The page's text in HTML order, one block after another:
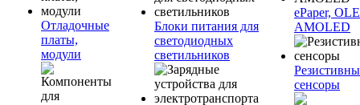
Отладочные
платы,
модули
Блоки питания для
светодиодных
светильников
ePaper,
AMOLED
сенсоры